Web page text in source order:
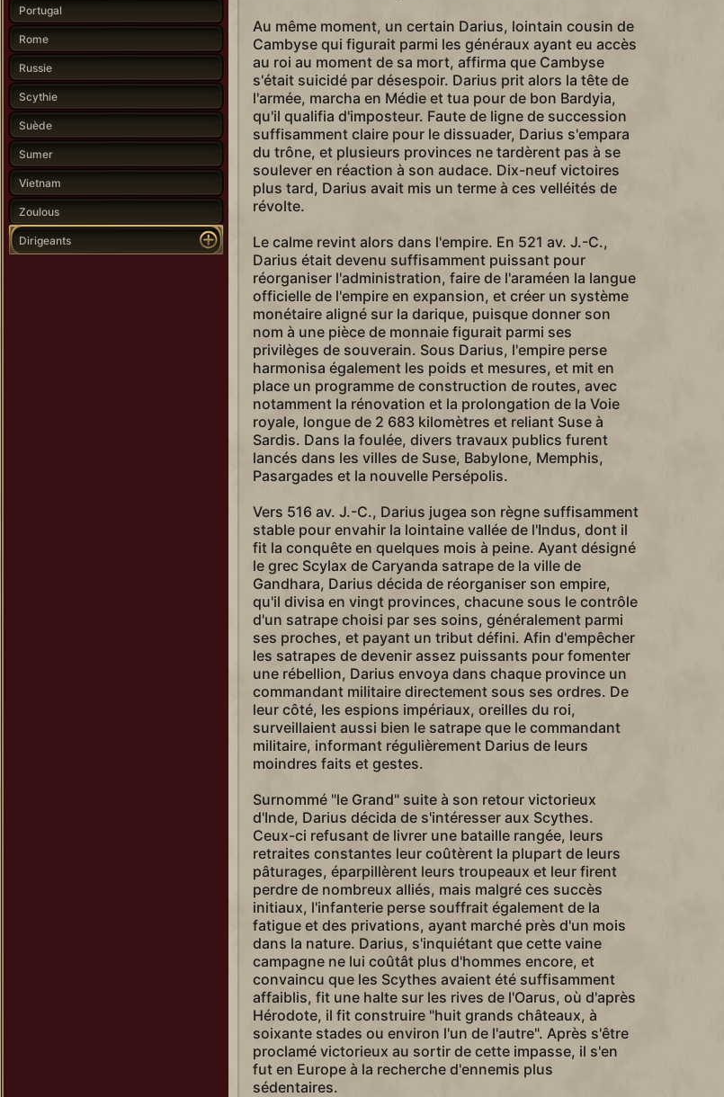
Portugal
Rome
Russie
Scythie
Suède
Sumer
Vietnam
Zoulous
Dirigeants
Au même moment, un certain Darius, lointain cousin de
Cambyse qui figurait parmi les généraux ayant eu accès
au roi au moment de sa mort, affirma que Cambyse
s'était suicidé par désespoir. Darius prit alors la tête de
l'armée, marcha en Médie et tua pour de bon Bardyia,
qu'il qualifia d'imposteur. Faute de ligne de succession
suffisamment claire pour le dissuader, Darius s'empara
du trône, et plusieurs provinces ne tardèrent pas à se
soulever en réaction à son audace. Dix-neuf victoires
plus tard, Darius avait mis un terme à ces velléités de
révolte.
Le calme revint alors dans l'empire. En 521 av. J.-C.,
Darius était devenu suffisamment puissant pour
réorganiser l'administration, faire de l'araméen la langue
officielle de l'empire en expansion, et créer un système
monétaire aligné sur la darique, puisque donner son
nom à une pièce de monnaie figurait parmi ses
privilèges de souverain. Sous Darius, l'empire perse
harmonisa également les poids et mesures, et mit en
place un programme de construction de routes, avec
notamment la rénovation et la prolongation de la Voie
royale, longue de 2 683 kilomètres et reliant Suse à
Sardis. Dans la foulée, divers travaux publics furent
lancés dans les villes de Suse, Babylone, Memphis,
Pasargades et la nouvelle Persépolis.
Vers 516 av. J.-C., Darius jugea son règne suffisamment
stable pour envahir la lointaine vallée de l'Indus, dont il
fit la conquête en quelques mois à peine. Ayant désigné
le grec Scylax de Caryanda satrape de la ville de
Gandhara, Darius décida de réorganiser son empire,
qu'il divisa en vingt provinces, chacune sous le contrôle
d'un satrape choisi par ses soins, généralement parmi
ses proches, et payant un tribut défini. Afin d'empêcher
les satrapes de devenir assez puissants pour fomenter
une rébellion, Darius envoya dans chaque province un
commandant militaire directement sous ses ordres. De
leur côté, les espions impériaux, oreilles du roi,
surveillaient aussi bien le satrape que le commandant
militaire, informant régulièrement Darius de leurs
moindres faits et gestes.
Surnommé "le Grand" suite à son retour victorieux
d'Inde, Darius décida de s'intéresser aux Scythes.
Ceux-ci refusant de livrer une bataille rangée, leurs
retraites constantes leur coûtèrent la plupart de leurs
pâturages, éparpillèrent leurs troupeaux et leur firent
perdre de nombreux alliés, mais malgré ces succès
initiaux, l'infanterie perse souffrait également de la
fatigue et des privations, ayant marché près d'un mois
dans la nature. Darius, s'inquiétant que cette vaine
campagne ne lui coûtât plus d'hommes encore, et
convaincu que les Scythes avaient été suffisamment
affaiblis, fit une halte sur les rives de l'Oarus, où d'après
Hérodote, il fit construire "huit grands châteaux, à
soixante stades ou environ l'un de l'autre". Après s'être
proclamé victorieux au sortir de cette impasse, il s'en
fut en Europe à la recherche d'ennemis plus
sédentaires.